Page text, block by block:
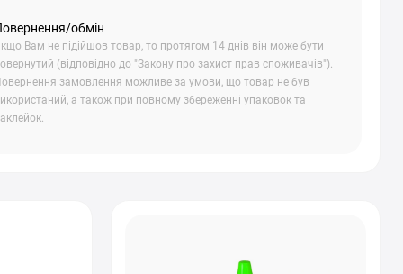
обмін
Вам не підійшов товар, то протягом 14 днів він може бути
(відповідно до "Закону про захист прав споживачів").
замовлення можливе за умови, що товар не був
а також при повному збереженні упаковок та